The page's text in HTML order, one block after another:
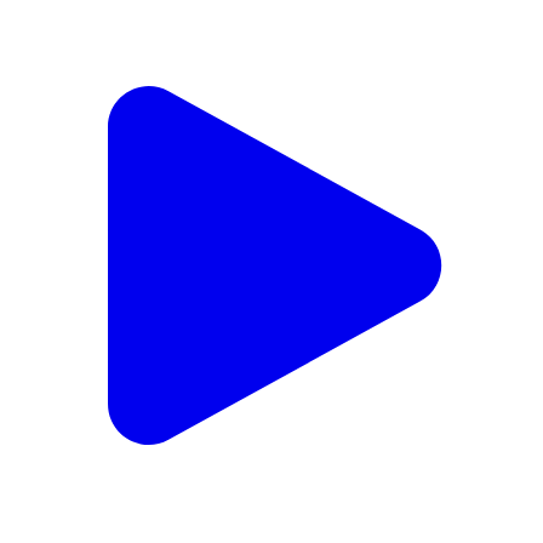
పెనుగొండ: పరిగి మండలం ధనాపురం వద్ద జరిగిన రోడ్డు